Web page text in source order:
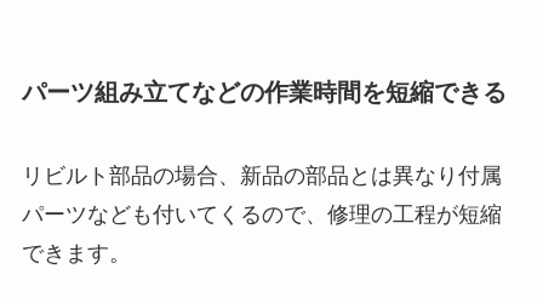
パーツ組み立てなどの作業時間を短縮できる
リビルト部品の場合、新品の部品とは異なり付属
パーツなども付いてくるので、修理の工程が短縮
できます。